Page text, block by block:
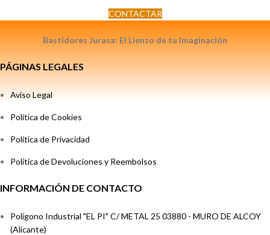
CONTACTAR
Bastidores Jurasa: El Lienzo de tu Imaginación
PÁGINAS LEGALES
Aviso Legal
Política de Cookies
Política de Privacidad
Política de Devoluciones y Reembolsos
INFORMACIÓN DE CONTACTO
Polígono Industrial "EL PI" C/ METAL 25 03880 - MURO DE ALCOY
(Alicante)